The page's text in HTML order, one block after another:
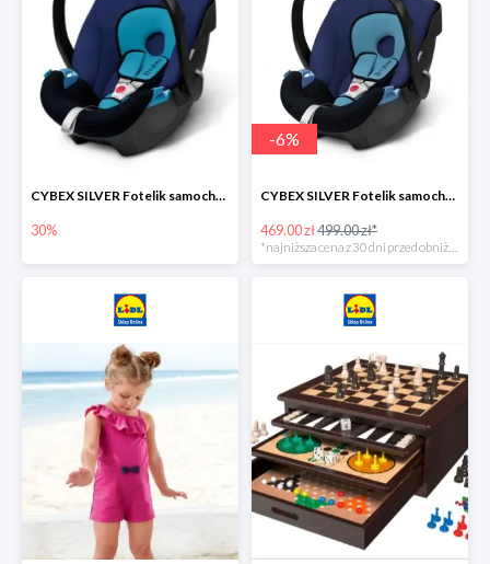
CYBEX SILVER Fotelik samochodowy -30%
30%
-6%
CYBEX SILVER Fotelik samochodowy + dostawa gratis!
469.00 zł499.00 zł*
*najniższa cena z 30 dni przed obniżką